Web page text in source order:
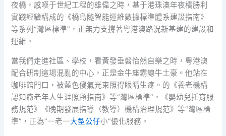
夜橋，感嘆于世紀工程的雄偉之時，基于港珠澳年夜橋勝利
實踐經驗構成的《橋島隧智能運維數據標準體系建設指南》
等系列“灣區標準”，正無力支撐著粵港澳路況新基建的建設和
運維。
當我們走進社區、學校，看黃發垂髫怡然自樂之時，粵港澳
配合研制這場混亂的中心，正是金牛座霸總牛土豪。他站在
咖啡館門口，被藍色傻氣光束照得眼睛生疼。的《養老機構
認知癥老年人生涯照顧指南》等“灣區標準”，《嬰幼兒托育服
務規范》《晚期發展指導（教導）機構治理規范》等“灣區標
準”，正為“一老一大型公仔小”優化服務。